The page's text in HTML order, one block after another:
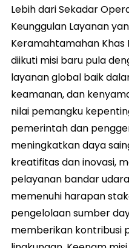
Lebih dari Sekadar
Keunggulan Layanan
Keramahtamahan Khas
diikuti misi baru pula
layanan global baik
keamanan, dan
nilai pemangku
pemerintah dan
meningkatkan daya
kreatifitas dan inovasi,
pelayanan bandar
memenuhi harapan
pengelolaan sumber
memberikan kontribusi